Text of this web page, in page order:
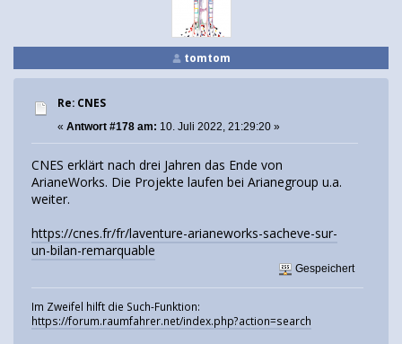
tomtom
Re: CNES
« Antwort #178 am: 10. Juli 2022, 21:29:20 »
CNES erklärt nach drei Jahren das Ende von
ArianeWorks. Die Projekte laufen bei Arianegroup u.a.
weiter.
https://cnes.fr/fr/laventure-arianeworks-sacheve-sur-
un-bilan-remarquable
Gespeichert
Im Zweifel hilft die Such-Funktion:
https://forum.raumfahrer.net/index.php?action=search